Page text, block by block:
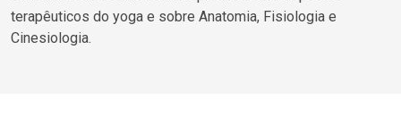
terapêuticos do yoga e sobre Anatomia, Fisiologia e
Cinesiologia.